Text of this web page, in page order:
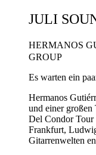
JULI
HERMANOS
GROUP
Es warten ein
Hermanos
und einer
Del Condor Tour
Frankfurt,
Gitarrenwelten